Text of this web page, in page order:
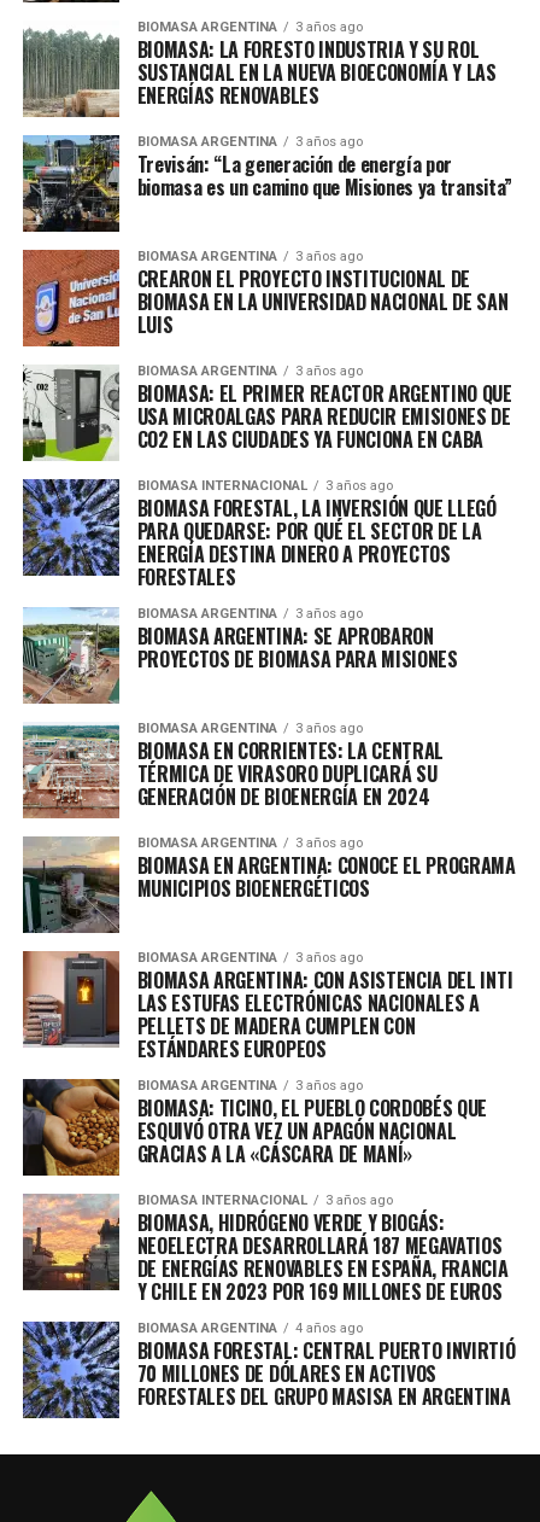
BIOMASA ARGENTINA 3 años ago
BIOMASA: LA FORESTO INDUSTRIA Y SU ROL
SUSTANCIAL EN LA NUEVA BIOECONOMÍA Y LAS
ENERGÍAS RENOVABLES
BIOMASA ARGENTINA 3 años ago
Trevisán: “La generación de energía por
biomasa es un camino que Misiones ya transita”
BIOMASA ARGENTINA 3 años ago
CREARON EL PROYECTO INSTITUCIONAL DE
BIOMASA EN LA UNIVERSIDAD NACIONAL DE SAN
LUIS
BIOMASA ARGENTINA 3 años ago
BIOMASA: EL PRIMER REACTOR ARGENTINO QUE
USA MICROALGAS PARA REDUCIR EMISIONES DE
CO2 EN LAS CIUDADES YA FUNCIONA EN CABA
BIOMASA INTERNACIONAL 3 años ago
BIOMASA FORESTAL, LA INVERSIÓN QUE LLEGÓ
PARA QUEDARSE: POR QUÉ EL SECTOR DE LA
ENERGÍA DESTINA DINERO A PROYECTOS
FORESTALES
BIOMASA ARGENTINA 3 años ago
BIOMASA ARGENTINA: SE APROBARON
PROYECTOS DE BIOMASA PARA MISIONES
BIOMASA ARGENTINA 3 años ago
BIOMASA EN CORRIENTES: LA CENTRAL
TÉRMICA DE VIRASORO DUPLICARÁ SU
GENERACIÓN DE BIOENERGÍA EN 2024
BIOMASA ARGENTINA 3 años ago
BIOMASA EN ARGENTINA: CONOCE EL PROGRAMA
MUNICIPIOS BIOENERGÉTICOS
BIOMASA ARGENTINA 3 años ago
BIOMASA ARGENTINA: CON ASISTENCIA DEL INTI
LAS ESTUFAS ELECTRÓNICAS NACIONALES A
PELLETS DE MADERA CUMPLEN CON
ESTÁNDARES EUROPEOS
BIOMASA ARGENTINA 3 años ago
BIOMASA: TICINO, EL PUEBLO CORDOBÉS QUE
ESQUIVÓ OTRA VEZ UN APAGÓN NACIONAL
GRACIAS A LA «CÁSCARA DE MANÍ»
BIOMASA INTERNACIONAL 3 años ago
BIOMASA, HIDRÓGENO VERDE Y BIOGÁS:
NEOELECTRA DESARROLLARÁ 187 MEGAVATIOS
DE ENERGÍAS RENOVABLES EN ESPAÑA, FRANCIA
Y CHILE EN 2023 POR 169 MILLONES DE EUROS
BIOMASA ARGENTINA 4 años ago
BIOMASA FORESTAL: CENTRAL PUERTO INVIRTIÓ
70 MILLONES DE DÓLARES EN ACTIVOS
FORESTALES DEL GRUPO MASISA EN ARGENTINA